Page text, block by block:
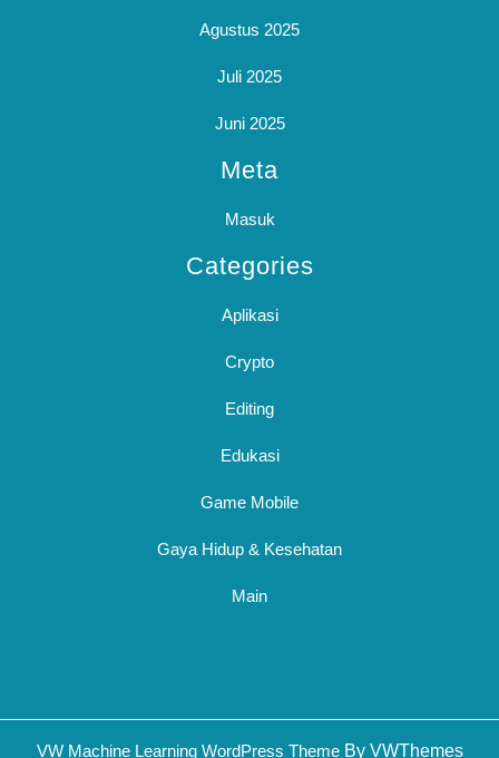
Agustus 2025
Juli 2025
Juni 2025
Meta
Masuk
Categories
Aplikasi
Crypto
Editing
Edukasi
Game Mobile
Gaya Hidup & Kesehatan
Main
VW Machine Learning WordPress ThemeBy VWThemes